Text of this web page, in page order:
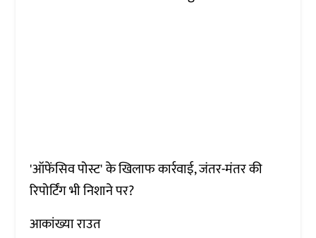
'ऑफेंसिव पोस्ट' के खिलाफ कार्रवाई, जंतर-मंतर की
रिपोर्टिंग भी निशाने पर?
आकांख्या राउत